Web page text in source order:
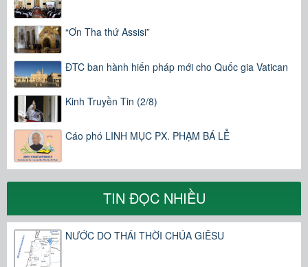
“Ơn Tha thứ Assisi”
ĐTC ban hành hiến pháp mới cho Quốc gia Vatican
Kinh Truyền Tin (2/8)
Cáo phó LINH MỤC PX. PHẠM BÁ LỄ
TIN ĐỌC NHIỀU
NƯỚC DO THÁI THỜI CHÚA GIÊSU